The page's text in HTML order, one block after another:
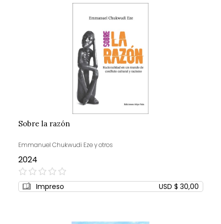
Sobre la razón
Emmanuel Chukwudi Eze y otros
2024
0%
Impreso USD $ 30,00